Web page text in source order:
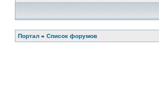
Портал » Список форумов